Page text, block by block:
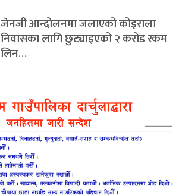
जेनजी आन्दोलनमा जलाएको कोइराला
निवासका लागि छुट्याइएको २ करोड रकम
लिन…